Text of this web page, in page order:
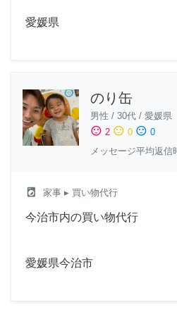
愛媛県
のり缶
男性 / 30代 / 愛媛県
sentiment_satisfied 2 sentiment_neutral 0 sentiment_dissatisfied 0
メッセージ平均返信
local_laundry_service 家事 ▸ 買い物代行
今治市内の買い物代行
愛媛県今治市